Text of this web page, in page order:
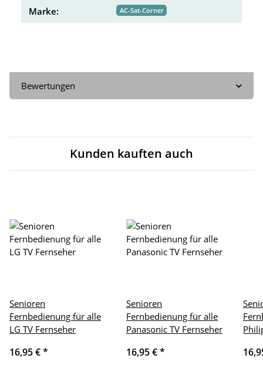
Marke: AC-Sat-Corner
Bewertungen
Kunden kauften auch
Senioren
Fernbedienung für alle
LG TV Fernseher
16,95 €*
Senioren
Fernbedienung für alle
Panasonic TV Fernseher
16,95 €*